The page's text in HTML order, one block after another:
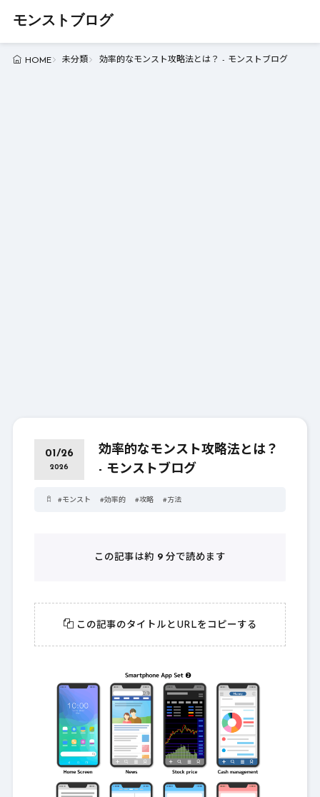
モンストブログ
HOME 未分類 効率的なモンスト攻略法とは？ - モンストブログ
01/26
2026
効率的なモンスト攻略法とは？
- モンストブログ
#モンスト #効率的 #攻略 #方法
この記事は約 9 分で読めます
この記事のタイトルとURLをコピーする